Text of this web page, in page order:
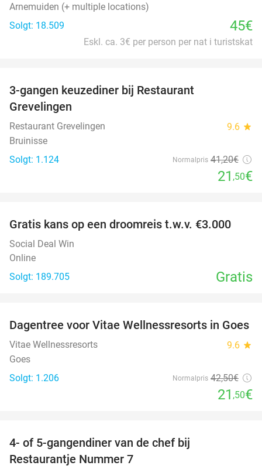
Arnemuiden (+ multiple locations)
Solgt: 18.509
45€
Eskl. ca. 3€ per person per nat i turistskat
3-gangen keuzediner bij Restaurant
Grevelingen
Restaurant Grevelingen 9.6 star
Bruinisse
Solgt: 1.124
Normalpris 41,20€
21 ,50€
Gratis kans op een droomreis t.w.v. €3.000
Social Deal Win
Online
Solgt: 189.705
Gratis
49%
Dagentree voor Vitae Wellnessresorts in Goes
Vitae Wellnessresorts 9.6 star
Goes
Solgt: 1.206
Normalpris 42,50€
21 ,50€
4- of 5-gangendiner van de chef bij
Restaurantje Nummer 7